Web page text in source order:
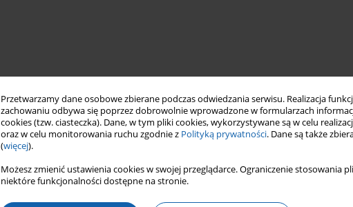
Przetwarzamy dane osobowe zbierane podczas odwiedzania serwisu. Realizacja
zachowaniu odbywa się poprzez dobrowolnie wprowadzone w formularzach
cookies (tzw. ciasteczka). Dane, w tym pliki cookies, wykorzystywane są w celu
oraz w celu monitorowania ruchu zgodnie z Polityką prywatności. Dane są także
(więcej).
Możesz zmienić ustawienia cookies w swojej przeglądarce. Ograniczenie stosowania
niektóre funkcjonalności dostępne na stronie.